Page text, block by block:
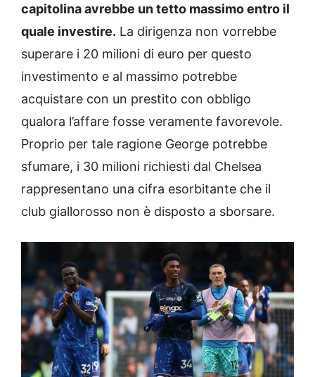
capitolina avrebbe un tetto massimo entro il
quale investire. La dirigenza non vorrebbe
superare i 20 milioni di euro per questo
investimento e al massimo potrebbe
acquistare con un prestito con obbligo
qualora l’affare fosse veramente favorevole.
Proprio per tale ragione George potrebbe
sfumare, i 30 milioni richiesti dal Chelsea
rappresentano una cifra esorbitante che il
club giallorosso non è disposto a sborsare.